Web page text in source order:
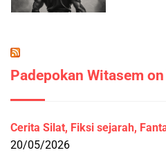
Padepokan Witasem
Cerita Silat, Fiksi sejarah,
20/05/2026